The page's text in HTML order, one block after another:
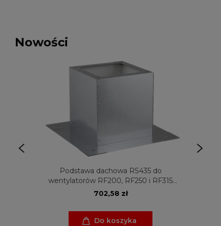
Nowości
Podstawa dachowa RS435 do
wentylatorów RF200, RF250 i RF315
Venture Industries
702,58 zł
Do koszyka